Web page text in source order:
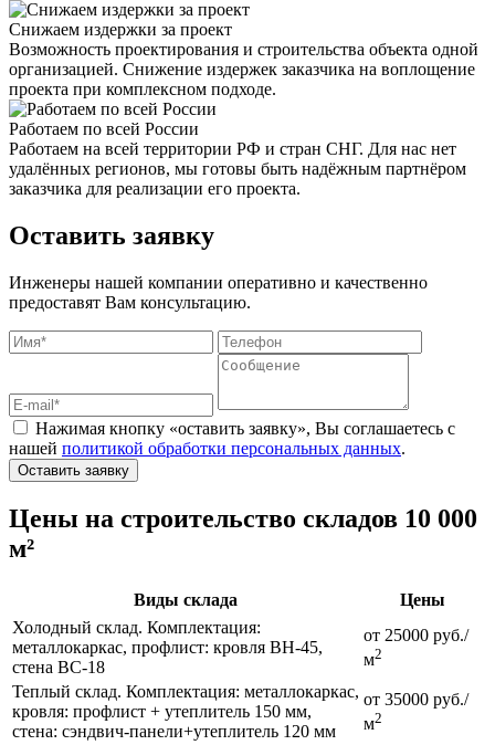
Снижаем издержки за проект
Возможность проектирования и строительства объекта одной
организацией. Снижение издержек заказчика на воплощение
проекта при комплексном подходе.
Работаем по всей России
Работаем на всей территории РФ и стран СНГ. Для нас нет
удалённых регионов, мы готовы быть надёжным партнёром
заказчика для реализации его проекта.
Оставить заявку
Инженеры нашей компании оперативно и качественно
предоставят Вам консультацию.
Нажимая кнопку «оставить заявку», Вы соглашаетесь с
нашей политикой обработки персональных данных.
Оставить заявку
Цены на строительство складов 10 000
м²
Виды склада
Цены
Холодный склад. Комплектация:
металлокаркас, профлист: кровля ВН-45,
стена ВС-18
от 25000 руб./
м2
Теплый склад. Комплектация: металлокаркас,
кровля: профлист + утеплитель 150 мм,
стена: сэндвич-панели+утеплитель 120 мм
от 35000 руб./
м2